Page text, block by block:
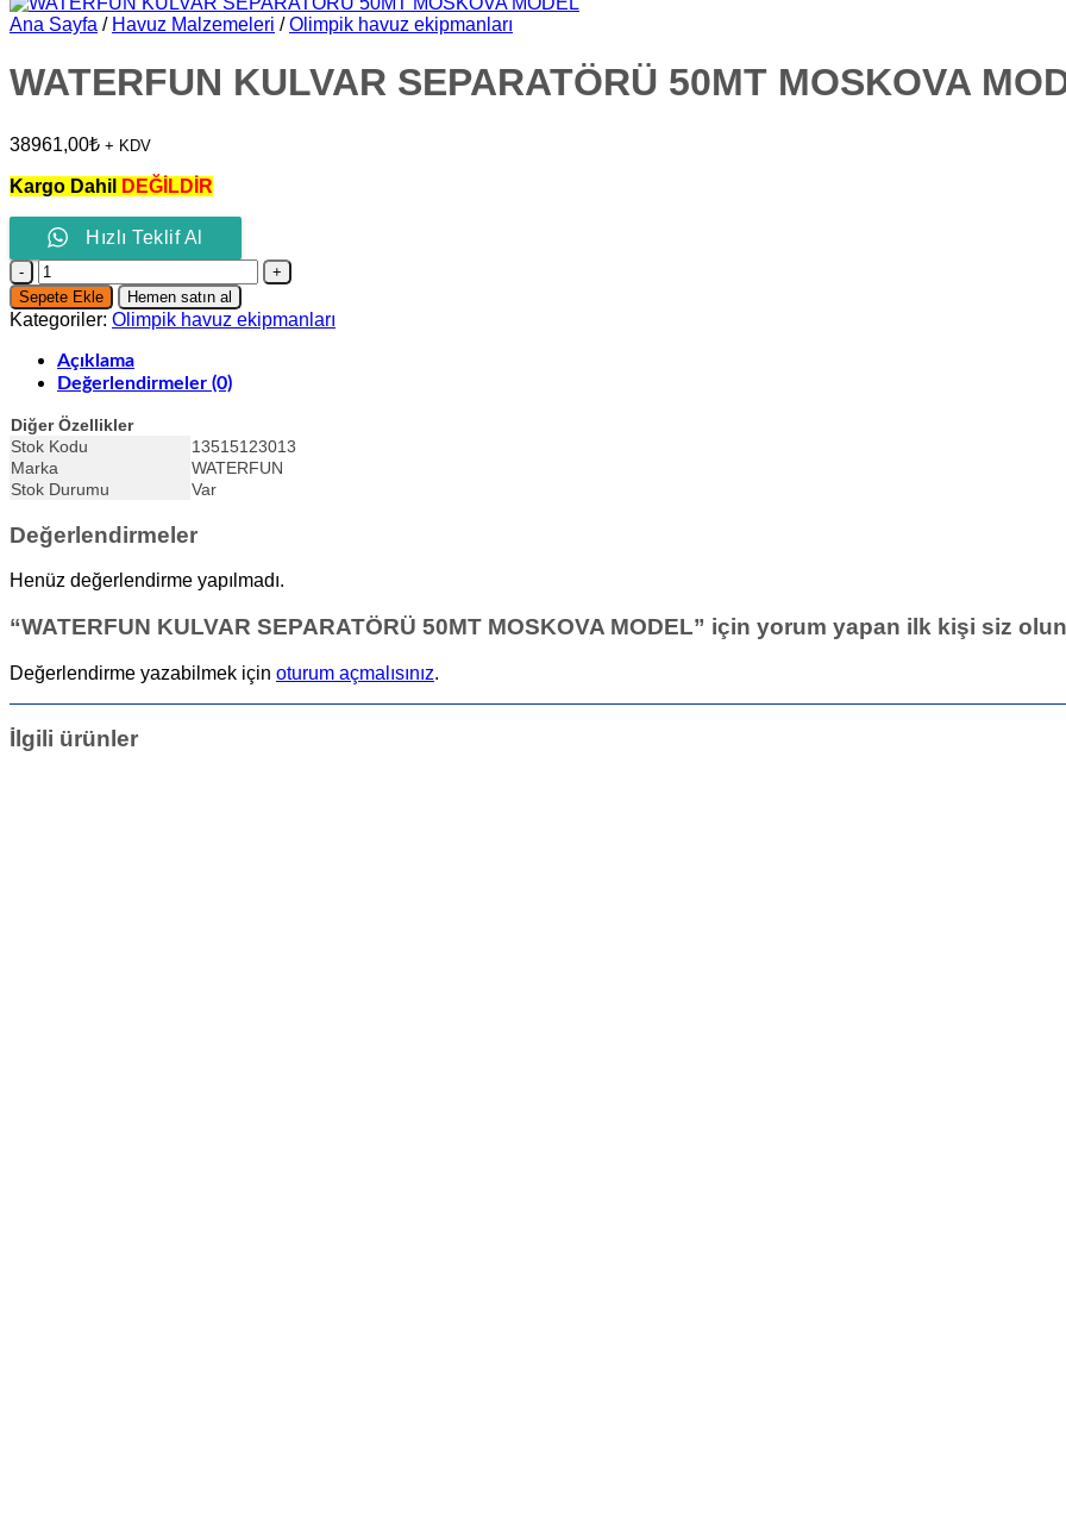
Ana Sayfa / Havuz Malzemeleri / Olimpik havuz ekipmanları
WATERFUN KULVAR SEPARATÖRÜ 50MT MOSKOVA
38961,00₺ + KDV
Kargo Dahil DEĞİLDİR
Hızlı Teklif Al
WATERFUN
KULVAR
SEPARATÖRÜ
50MT
MOSKOVA
MODEL
adet
Sepete Ekle Hemen satın al
Kategoriler: Olimpik havuz ekipmanları
Açıklama
Değerlendirmeler (0)
Diğer Özellikler
Stok Kodu
13515123013
Marka
WATERFUN
Stok Durumu
Var
Değerlendirmeler
Henüz değerlendirme yapılmadı.
“WATERFUN KULVAR SEPARATÖRÜ 50MT MOSKOVA MODEL” için yorum yapan ilk kişi siz olun
Değerlendirme yazabilmek için oturum açmalısınız.
İlgili ürünler